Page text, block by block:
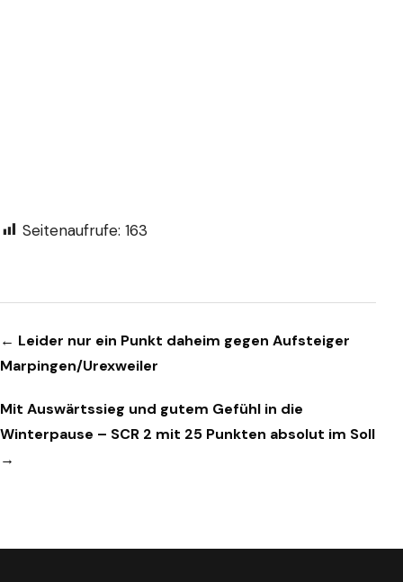
Seitenaufrufe: 163
Beitragsnavigation
← Leider nur ein Punkt daheim gegen Aufsteiger
Marpingen/Urexweiler
Mit Auswärtssieg und gutem Gefühl in die
Winterpause – SCR 2 mit 25 Punkten absolut im Soll
→